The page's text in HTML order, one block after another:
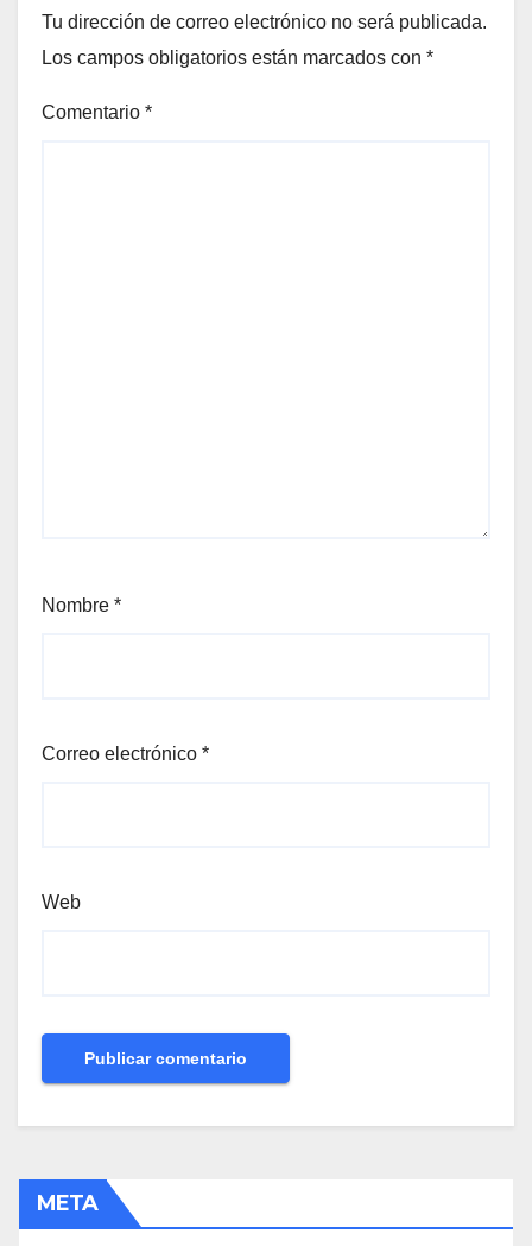
Tu dirección de correo electrónico no será publicada.
Los campos obligatorios están marcados con *
Comentario *
Nombre *
Correo electrónico *
Web
META